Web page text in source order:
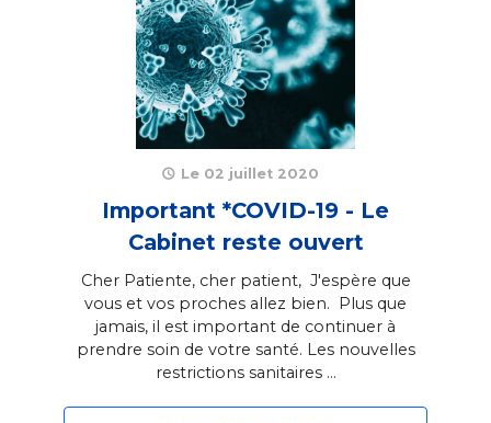
Le 02 juillet 2020
Important *COVID-19 - Le
Cabinet reste ouvert
Cher Patiente, cher patient, J'espère que
vous et vos proches allez bien. Plus que
jamais, il est important de continuer à
prendre soin de votre santé. Les nouvelles
restrictions sanitaires ...